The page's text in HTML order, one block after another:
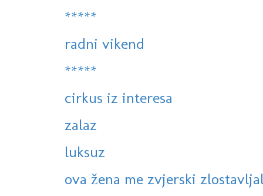
*****
radni vikend
*****
cirkus iz interesa
zalaz
luksuz
ova žena me zvjerski